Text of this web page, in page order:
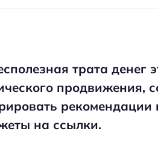
трата денег
продвижения,
на ссылки.